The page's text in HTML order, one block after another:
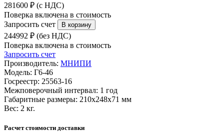
281600 ₽ (с НДС)
Поверка включена в стоимость
Запросить счет
244992 ₽ (без НДС)
Поверка включена в стоимость
Запросить счет
Производитель: МНИПИ
Модель: Г6-46
Госреестр: 25563-16
Межповерочный интервал: 1 год
Габаритные размеры: 210x248x71 мм
Вес: 2 кг.
Расчет стоимости доставки